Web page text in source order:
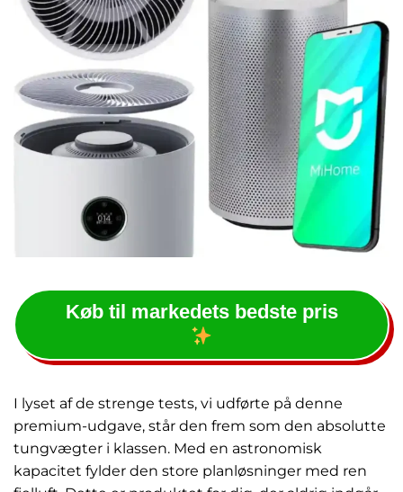
Køb til markedets bedste pris
I lyset af de strenge tests, vi udførte på denne
premium-udgave, står den frem som den absolutte
tungvægter i klassen. Med en astronomisk
kapacitet fylder den store planløsninger med ren